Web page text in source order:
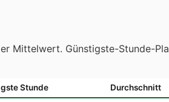
Mittelwert. Günstigste-Stunde-
Stunde Durchschnitt